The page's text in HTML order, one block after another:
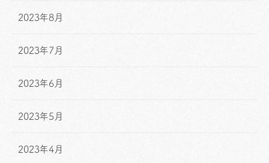
2023年8月
2023年7月
2023年6月
2023年5月
2023年4月